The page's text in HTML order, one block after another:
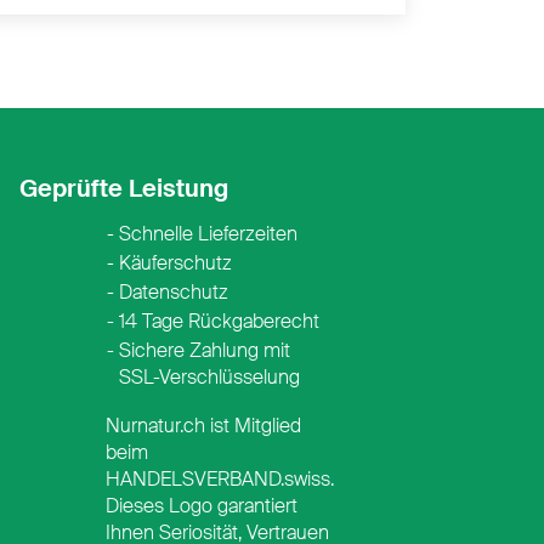
Geprüfte Leistung
Schnelle Lieferzeiten
Käuferschutz
Datenschutz
14 Tage Rückgaberecht
Sichere Zahlung mit
SSL-Verschlüsselung
Nurnatur.ch ist Mitglied
beim
HANDELSVERBAND.swiss.
Dieses Logo garantiert
Ihnen Seriosität, Vertrauen